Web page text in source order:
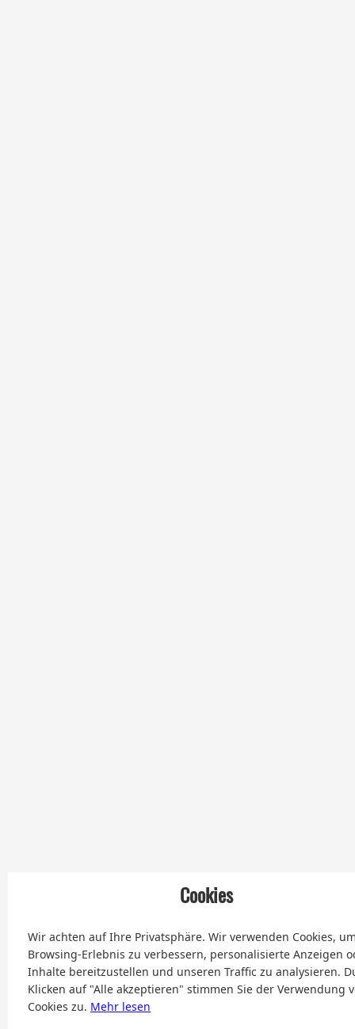
Cookies
Wir achten auf Ihre Privatsphäre. Wir verwenden Cookies,
Browsing-Erlebnis zu verbessern, personalisierte Anzeigen
Inhalte bereitzustellen und unseren Traffic zu analysieren.
Klicken auf "Alle akzeptieren" stimmen Sie der Verwendung
Cookies zu. Mehr lesen